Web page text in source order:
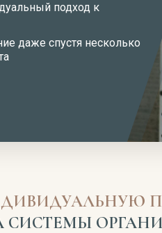
подход к
даже спустя несколько
СИСТЕМЫ